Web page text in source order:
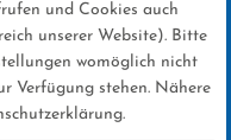
und Cookies auch
unserer Website). Bitte
womöglich nicht
Verfügung stehen. Nähere